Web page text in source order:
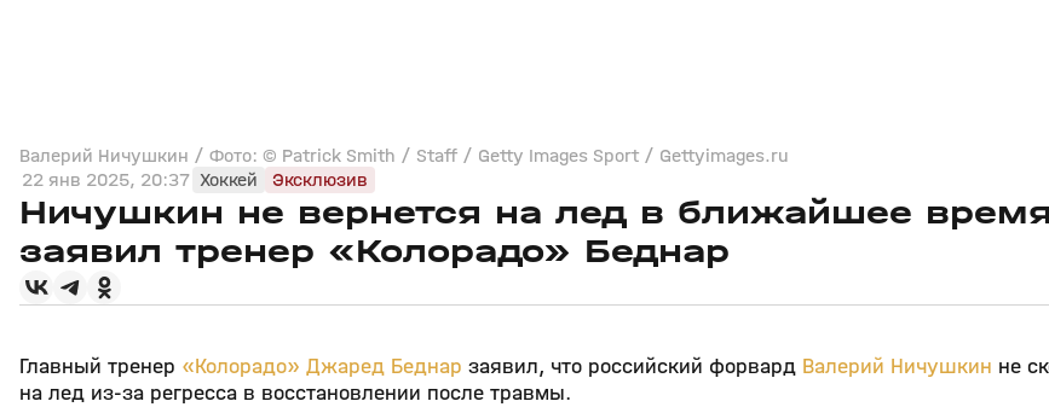
Валерий Ничушкин / Фото: © Patrick Smith / Staff / Getty Images Sport / Gettyimages.ru
22 янв 2025, 20:37 Хоккей Эксклюзив
Ничушкин не вернется на лед в ближайшее
заявил тренер «Колорадо» Беднар
Главный тренер «Колорадо» Джаред Беднар заявил, что российский форвард Валерий Ничушкин не
на лед из‑за регресса в восстановлении после травмы.